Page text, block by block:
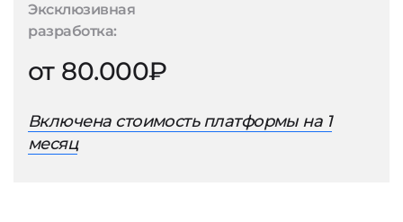
Эксклюзивная
разработка:
от 80.000₽
Включена стоимость платформы на 1
месяц